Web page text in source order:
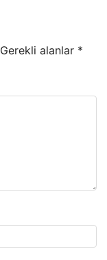
Gerekli alanlar *